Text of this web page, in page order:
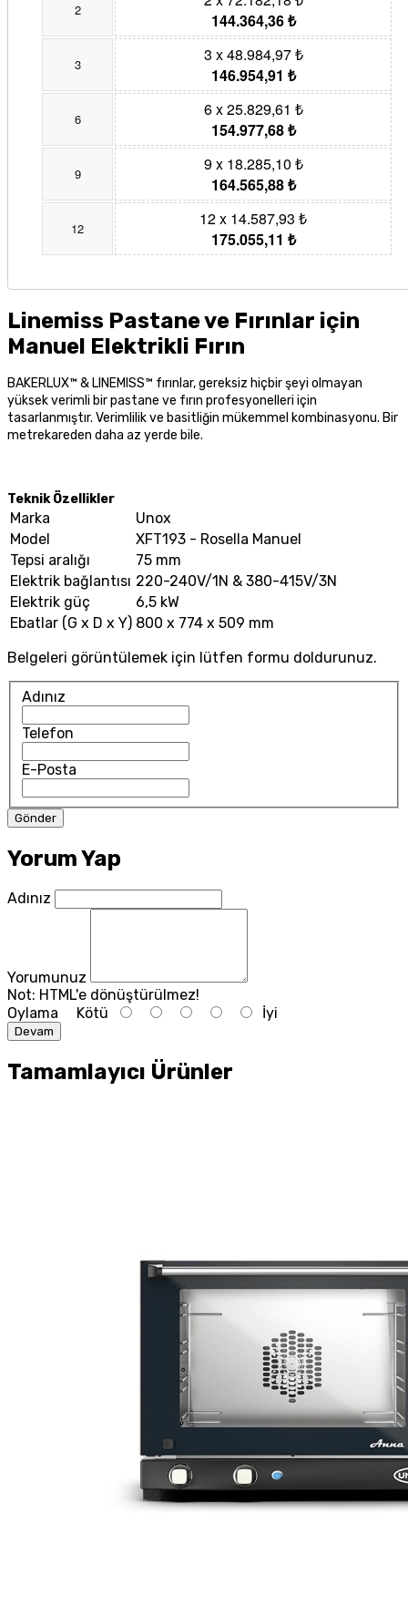
2
144.364,36 ₺
3
3 x 48.984,97 ₺
146.954,91 ₺
6
6 x 25.829,61 ₺
154.977,68 ₺
9
9 x 18.285,10 ₺
164.565,88 ₺
12
12 x 14.587,93 ₺
175.055,11 ₺
Linemiss Pastane ve Fırınlar için
Manuel Elektrikli Fırın
BAKERLUX™ & LINEMISS™ fırınlar, gereksiz hiçbir şeyi olmayan
yüksek verimli bir pastane ve fırın profesyonelleri için
tasarlanmıştır. Verimlilik ve basitliğin mükemmel kombinasyonu. Bir
metrekareden daha az yerde bile.
Teknik Özellikler
Marka
Unox
Model
XFT193 - Rosella Manuel
Tepsi aralığı
75 mm
Elektrik bağlantısı 220-240V/1N & 380-415V/3N
Elektrik güç
6,5 kW
Ebatlar (G x D x Y) 800 x 774 x 509 mm
Belgeleri görüntülemek için lütfen formu doldurunuz.
Adınız
Telefon
E-Posta
Yorum Yap
Adınız
Yorumunuz
Not: HTML'e dönüştürülmez!
Oylama Kötü İyi
Devam
Tamamlayıcı Ürünler